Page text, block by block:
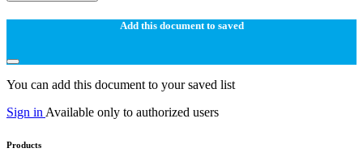
Add this document to saved
You can add this document to your saved list
Sign in Available only to authorized users
Products